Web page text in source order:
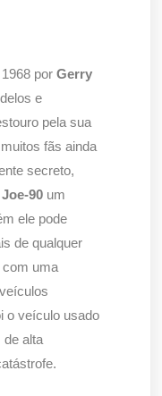
1968 porGerry
e
pela sua
fãs ainda
secreto,
Joe-90 um
ele pode
de qualquer
uma
o veículo usado
de alta